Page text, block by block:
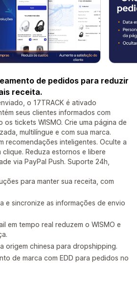
de pedidos para reduzir
receita.
o 17TRACK é ativado
seus clientes informados com
tickets WISMO. Crie uma página de
multilíngue e com sua marca.
recomendações inteligentes. Oculte a
clique. Reduza estornos e libere
via PayPal Push. Suporte 24h,
para manter sua receita, com
e sincronize as informações de envio
em tempo real reduzem o WISMO e
origem chinesa para dropshipping.
de marca com EDD para pedidos no